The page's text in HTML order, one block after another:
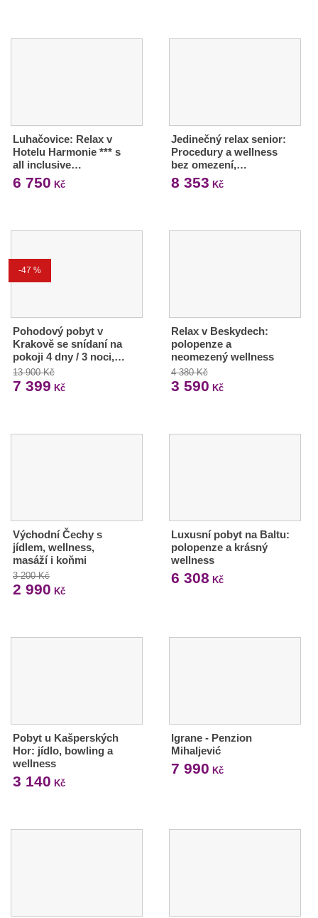
Luhačovice: Relax v
Hotelu Harmonie *** s
all inclusive…
6 750 Kč
Jedinečný relax senior:
Procedury a wellness
bez omezení,…
8 353 Kč
-47 %
Pohodový pobyt v
Krakově se snídaní na
pokoji 4 dny / 3 noci,…
13 900 Kč
7 399 Kč
Relax v Beskydech:
polopenze a
neomezený wellness
4 380 Kč
3 590 Kč
Východní Čechy s
jídlem, wellness,
masáží i koňmi
3 200 Kč
2 990 Kč
Luxusní pobyt na Baltu:
polopenze a krásný
wellness
6 308 Kč
Pobyt u Kašperských
Hor: jídlo, bowling a
wellness
3 140 Kč
Igrane - Penzion
Mihaljević
7 990 Kč